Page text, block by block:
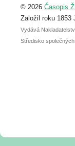
abstraktu
posteru je už
© 2026 Časopis
Založil roku 1853
Vydává
Středisko společných